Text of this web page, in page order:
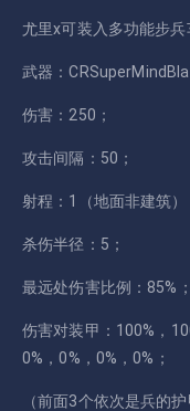
尤里x可装入多功能步兵
武器：
伤害：250；
攻击间隔：50；
射程：1（地面非建筑）
杀伤半径：5；
最远处伤害比例：85%；
伤害对装甲：100%，
0%，0%，0%，0%；
（前面3个依次是兵的